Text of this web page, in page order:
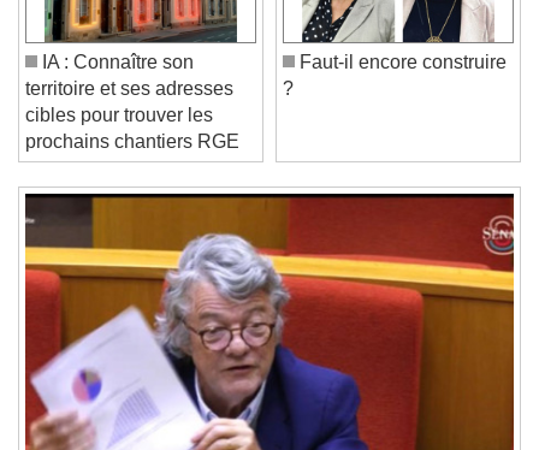
Play
Skip Backward
Skip Forward
Unmute
Current Time
/
Duration-:-
Loaded:0%
Stream TypeLIVE
Seek to live, currently behind liveLIVE
1x
Playback Rate
Chapters
Chapters
Descriptions
descriptions off, selected
IA : Connaître son
territoire et ses adresses
cibles pour trouver les
prochains chantiers RGE
Faut-il encore construire
?